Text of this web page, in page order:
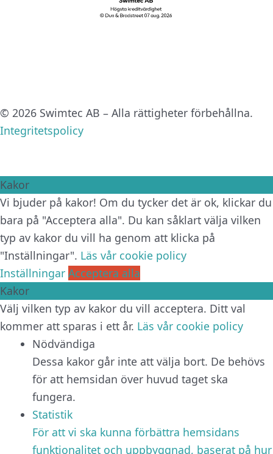
© 2026 Swimtec AB – Alla rättigheter förbehållna.
Integritetspolicy
Kakor
Vi bjuder på kakor! Om du tycker det är ok, klickar du
bara på "Acceptera alla". Du kan såklart välja vilken
typ av kakor du vill ha genom att klicka på
"Inställningar". Läs vår cookie policy
Inställningar Acceptera alla
Kakor
Välj vilken typ av kakor du vill acceptera. Ditt val
kommer att sparas i ett år. Läs vår cookie policy
Nödvändiga
Dessa kakor går inte att välja bort. De behövs
för att hemsidan över huvud taget ska
fungera.
Statistik
För att vi ska kunna förbättra hemsidans
funktionalitet och uppbyggnad, baserat på hur